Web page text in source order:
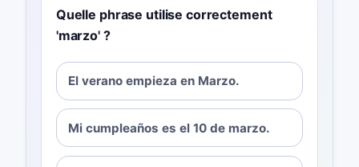
Quelle phrase utilise correctement
'marzo' ?
El verano empieza en Marzo.
Mi cumpleaños es el 10 de marzo.